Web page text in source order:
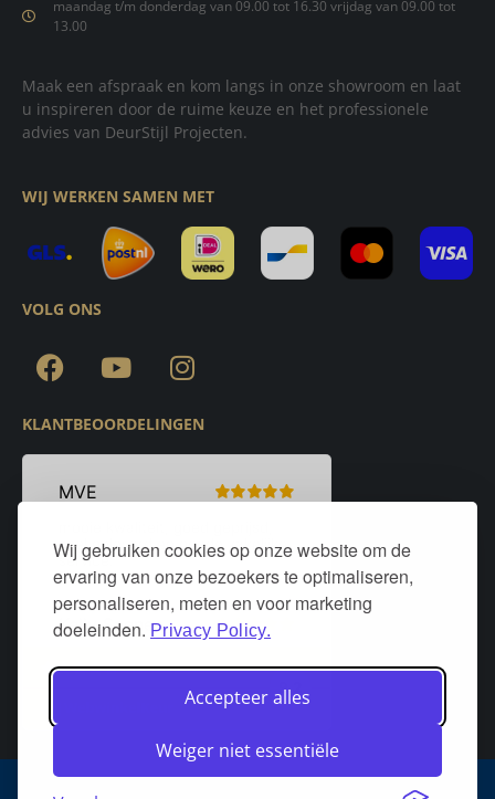
Wij gebruiken cookies op onze website om de
ervaring van onze bezoekers te optimaliseren,
personaliseren, meten en voor marketing
doeleinden. Privacy Policy.
Accepteer alles
Weiger niet essentiële
maandag t/m donderdag van 09.00 tot 16.30 vrijdag van 09.00 tot
13.00
Maak een afspraak en kom langs in onze showroom en laat
u inspireren door de ruime keuze en het professionele
advies van DeurStijl Projecten.
WIJ WERKEN SAMEN MET
VOLG ONS
KLANTBEOORDELINGEN